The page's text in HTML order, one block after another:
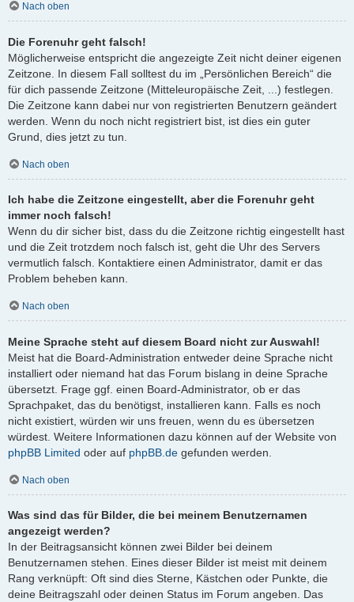
Nach oben
Die Forenuhr geht falsch!
Möglicherweise entspricht die angezeigte Zeit nicht deiner eigenen
Zeitzone. In diesem Fall solltest du im „Persönlichen Bereich“ die
für dich passende Zeitzone (Mitteleuropäische Zeit, ...) festlegen.
Die Zeitzone kann dabei nur von registrierten Benutzern geändert
werden. Wenn du noch nicht registriert bist, ist dies ein guter
Grund, dies jetzt zu tun.
Nach oben
Ich habe die Zeitzone eingestellt, aber die Forenuhr geht
immer noch falsch!
Wenn du dir sicher bist, dass du die Zeitzone richtig eingestellt hast
und die Zeit trotzdem noch falsch ist, geht die Uhr des Servers
vermutlich falsch. Kontaktiere einen Administrator, damit er das
Problem beheben kann.
Nach oben
Meine Sprache steht auf diesem Board nicht zur Auswahl!
Meist hat die Board-Administration entweder deine Sprache nicht
installiert oder niemand hat das Forum bislang in deine Sprache
übersetzt. Frage ggf. einen Board-Administrator, ob er das
Sprachpaket, das du benötigst, installieren kann. Falls es noch
nicht existiert, würden wir uns freuen, wenn du es übersetzen
würdest. Weitere Informationen dazu können auf der Website von
phpBB Limited oder auf phpBB.de gefunden werden.
Nach oben
Was sind das für Bilder, die bei meinem Benutzernamen
angezeigt werden?
In der Beitragsansicht können zwei Bilder bei deinem
Benutzernamen stehen. Eines dieser Bilder ist meist mit deinem
Rang verknüpft: Oft sind dies Sterne, Kästchen oder Punkte, die
deine Beitragszahl oder deinen Status im Forum angeben. Das